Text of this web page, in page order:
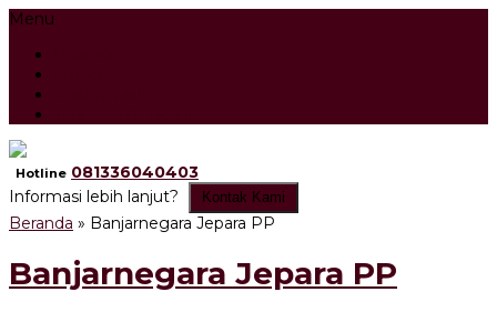
Menu
Hotline 081336040403
Informasi lebih lanjut?
Kontak Kami
Beranda » Banjarnegara Jepara PP
Banjarnegara Jepara PP